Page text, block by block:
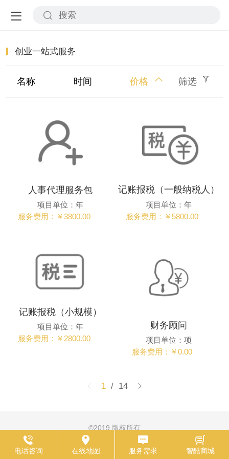
创业一站式服务
名称 时间 价格 筛选
人事代理服务包
项目单位：年
服务费用：￥3800.00
记账报税（一般纳税人）
项目单位：年
服务费用：￥5800.00
记账报税（小规模）
项目单位：年
服务费用：￥2800.00
财务顾问
项目单位：项
服务费用：￥0.00
1 / 14
©2019 版权所有
技术支持：
渝景祥网络科技
渝ICP备2022006647号-2
电话咨询 在线地图 服务需求 智酷商城